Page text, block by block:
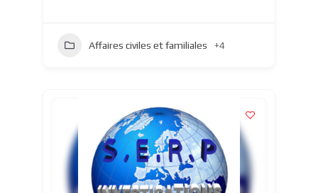
Affaires civiles et familiales +4